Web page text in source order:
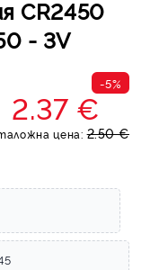
CR2450
- 3V
-5%
2.37 €
цена: 2.50 €